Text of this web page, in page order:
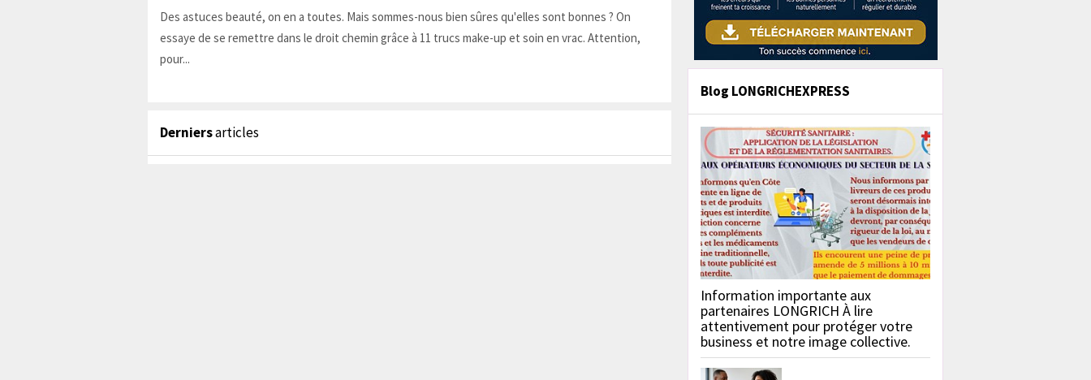
Des astuces beauté, on en a toutes. Mais sommes-nous bien sûres qu'elles sont bonnes ? On
essaye de se remettre dans le droit chemin grâce à 11 trucs make-up et soin en vrac. Attention,
pour...
Derniersarticles
Blog LONGRICHEXPRESS
Information importante aux
partenaires LONGRICH À lire
attentivement pour protéger votre
business et notre image collective.